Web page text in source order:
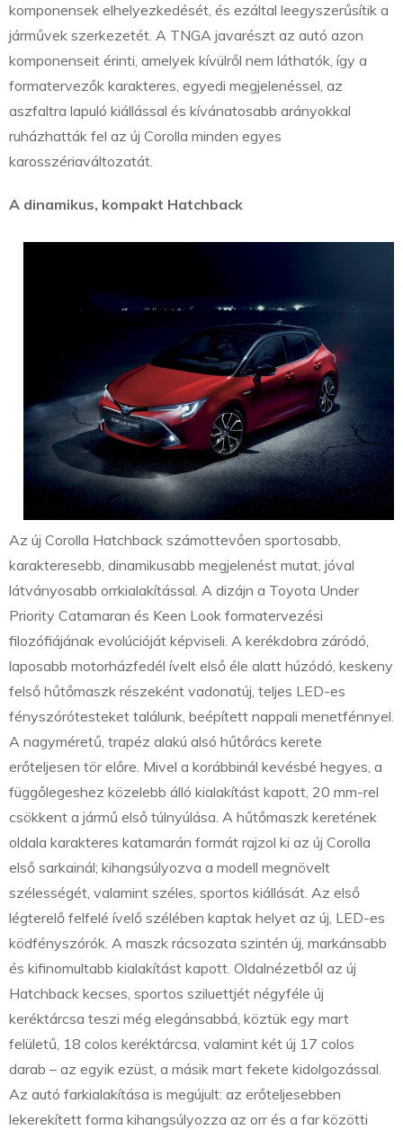
komponensek elhelyezkedését, és ezáltal leegyszerűsítik a
járművek szerkezetét. A TNGA javarészt az autó azon
komponenseit érinti, amelyek kívülről nem láthatók, így a
formatervezők karakteres, egyedi megjelenéssel, az
aszfaltra lapuló kiállással és kívánatosabb arányokkal
ruházhatták fel az új Corolla minden egyes
karosszériaváltozatát.
A dinamikus, kompakt Hatchback
Az új Corolla Hatchback számottevően sportosabb,
karakteresebb, dinamikusabb megjelenést mutat, jóval
látványosabb orrkialakítással. A dizájn a Toyota Under
Priority Catamaran és Keen Look formatervezési
filozófiájának evolúcióját képviseli. A kerékdobra záródó,
laposabb motorházfedél ívelt első éle alatt húzódó, keskeny
felső hűtőmaszk részeként vadonatúj, teljes LED-es
fényszórótesteket találunk, beépített nappali menetfénnyel.
A nagyméretű, trapéz alakú alsó hűtőrács kerete
erőteljesen tör előre. Mivel a korábbinál kevésbé hegyes, a
függőlegeshez közelebb álló kialakítást kapott, 20 mm-rel
csökkent a jármű első túlnyúlása. A hűtőmaszk keretének
oldala karakteres katamarán formát rajzol ki az új Corolla
első sarkainál; kihangsúlyozva a modell megnövelt
szélességét, valamint széles, sportos kiállását. Az első
légterelő felfelé ívelő szélében kaptak helyet az új, LED-es
ködfényszórók. A maszk rácsozata szintén új, markánsabb
és kifinomultabb kialakítást kapott. Oldalnézetből az új
Hatchback kecses, sportos sziluettjét négyféle új
keréktárcsa teszi még elegánsabbá, köztük egy mart
felületű, 18 colos keréktárcsa, valamint két új 17 colos
darab – az egyik ezüst, a másik mart fekete kidolgozással.
Az autó farkialakítása is megújult: az erőteljesebben
lekerekített forma kihangsúlyozza az orr és a far közötti